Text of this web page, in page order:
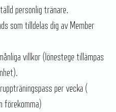
personlig tränare.
som tilldelas dig av Member
villkor (lönestege tillämpas
per vecka (
förekomma)